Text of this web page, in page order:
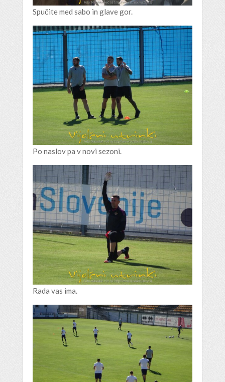
Spučite med sabo in glave gor.
Po naslov pa v novi sezoni.
Rada vas ima.